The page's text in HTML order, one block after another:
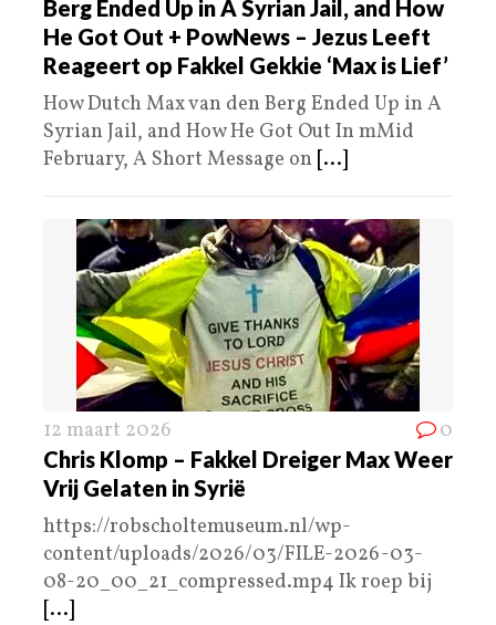
Berg Ended Up in A Syrian Jail, and How
He Got Out + PowNews – Jezus Leeft
Reageert op Fakkel Gekkie ‘Max is Lief’
How Dutch Max van den Berg Ended Up in A
Syrian Jail, and How He Got Out In mMid
February, A Short Message on [...]
12 maart 2026 0
Chris Klomp – Fakkel Dreiger Max Weer
Vrij Gelaten in Syrië
https://robscholtemuseum.nl/wp-
content/uploads/2026/03/FILE-2026-03-
08-20_00_21_compressed.mp4 Ik roep bij
[...]